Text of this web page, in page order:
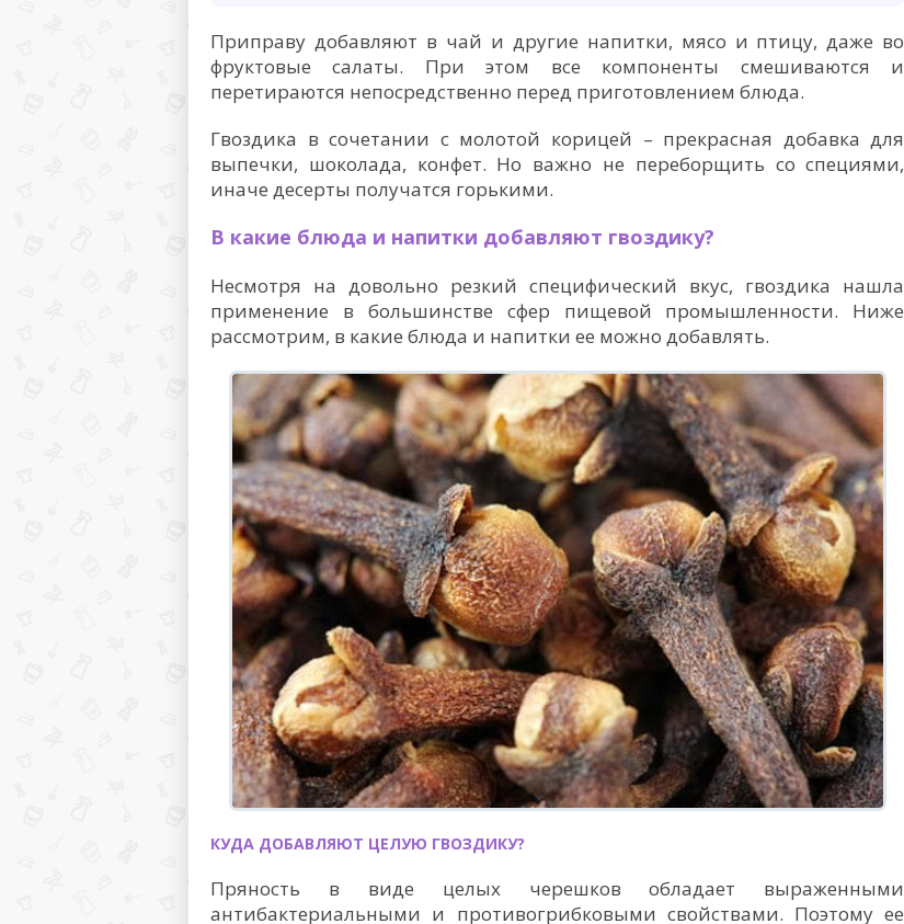
Приправу добавляют в чай и другие напитки, мясо и птицу, даже во
фруктовые салаты. При этом все компоненты смешиваются и
перетираются непосредственно перед приготовлением блюда.
Гвоздика в сочетании с молотой корицей – прекрасная добавка для
выпечки, шоколада, конфет. Но важно не переборщить со специями,
иначе десерты получатся горькими.
В какие блюда и напитки добавляют гвоздику?
Несмотря на довольно резкий специфический вкус, гвоздика нашла
применение в большинстве сфер пищевой промышленности. Ниже
рассмотрим, в какие блюда и напитки ее можно добавлять.
КУДА ДОБАВЛЯЮТ ЦЕЛУЮ ГВОЗДИКУ?
Пряность в виде целых черешков обладает выраженными
антибактериальными и противогрибковыми свойствами. Поэтому ее